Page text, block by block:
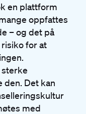
en plattform
oppfattes
– og det på
risiko for at
den. Det kan
med